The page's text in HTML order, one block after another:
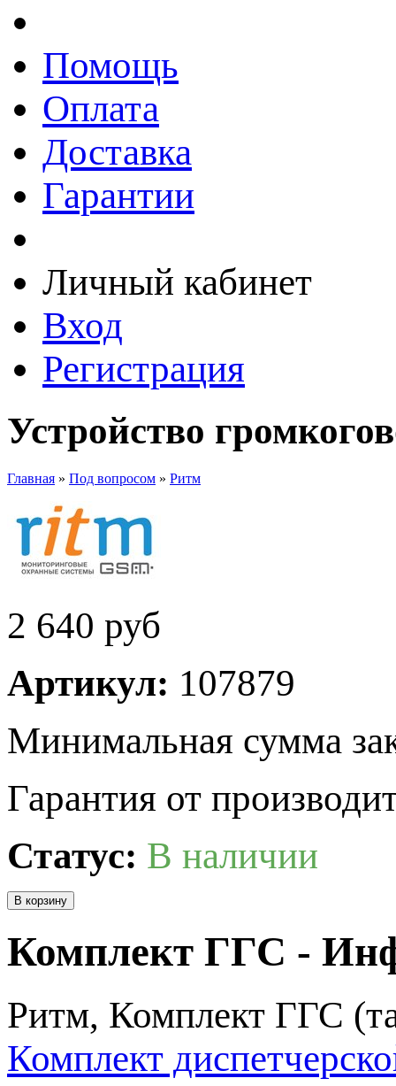
Помощь
Оплата
Доставка
Гарантии
Личный кабинет
Вход
Регистрация
Устройство
Главная » Под вопросом » Ритм
2 640 руб
Артикул: 107879
Минимальная сумма
Гарантия от
Статус: В наличии
Комплект ГГС -
Ритм, Комплект ГГС
Комплект